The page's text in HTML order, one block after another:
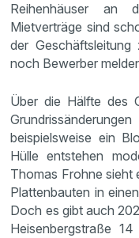
Reihenhäuser an
Mietverträge sind
der
noch Bewerber
Über die Hälfte des
beispielsweise ein
Hülle entstehen
Thomas Frohne sieht
Plattenbauten in
Doch es gibt auch
Heisenbergstraße